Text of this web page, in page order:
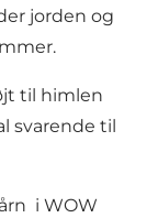
jorden og
til himlen
svarende til
i WOW